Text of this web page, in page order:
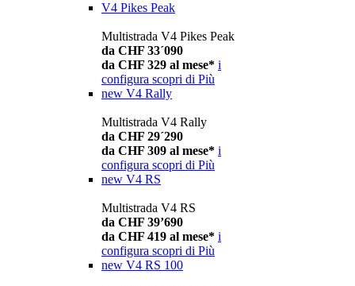
V4 Pikes Peak
Multistrada V4 Pikes Peak
da CHF 33´090
da CHF 329 al mese* i
configura scopri di Più
new V4 Rally
Multistrada V4 Rally
da CHF 29´290
da CHF 309 al mese* i
configura scopri di Più
new V4 RS
Multistrada V4 RS
da CHF 39’690
da CHF 419 al mese* i
configura scopri di Più
new V4 RS 100